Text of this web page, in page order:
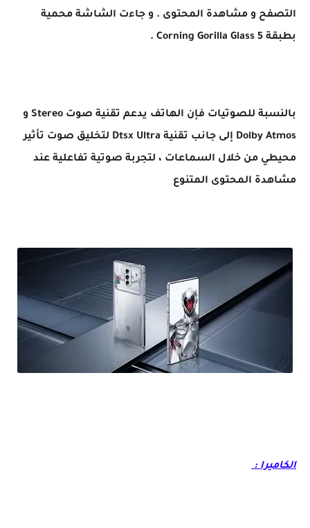
التصفح و مشاهدة المحتوى . و جاءت الشاشة محمية
بطبقة Corning Gorilla Glass 5 .
بالنسبة للصوتيات فإن الهاتف يدعم تقنية صوت Stereo و
Dolby Atmos إلى جانب تقنية Dtsx Ultra لتخليق صوت تأثير
محيطي من خلال السماعات ، لتجربة صوتية تفاعلية عند
مشاهدة المحتوى المتنوع
الكاميرا :